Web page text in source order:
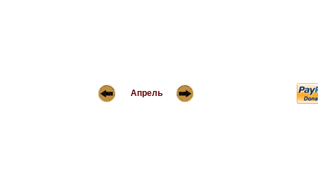
Апрель